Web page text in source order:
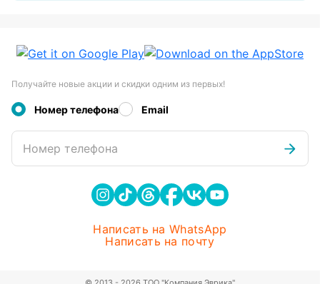
Получайте новые акции и скидки одним из первых!
Номер телефона Email
Номер телефона
Написать на WhatsApp
Написать на почту